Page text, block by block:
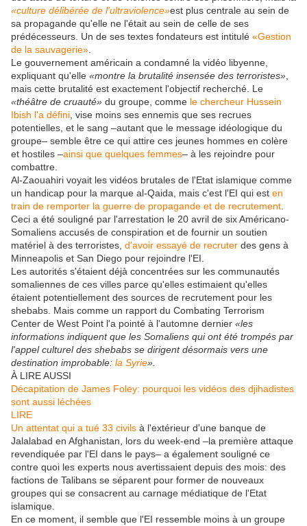
«culture délibérée de l'ultraviolence»est plus centrale au sein de
sa propagande qu'elle ne l'était au sein de celle de ses
prédécesseurs. Un de ses textes fondateurs est intitulé «Gestion
de la sauvagerie»
Le gouvernement américain a condamné la vidéo libyenne,
expliquant qu'elle «montre la brutalité insensée des terroristes»
mais cette brutalité est exactement l'objectif recherché. Le
«théâtre de cruauté» du groupe, comme le chercheur Hussein
Ibish l'a défini , vise moins ses ennemis que ses recrues
potentielles, et le sang –autant que le message idéologique du
groupe– semble être ce qui attire ces jeunes hommes en colère
et hostiles –ainsi que quelques femmes– à les rejoindre pour
combattre.
Al-Zaouahiri voyait les vidéos brutales de l'Etat islamique comme
un handicap pour la marque al-Qaida, mais c'est l'EI qui est en
train de remporter la guerre de propagande et de recrutement
Ceci a été souligné par l'arrestation le 20 avril de six Américano-
Somaliens accusés de conspiration et de fournir un soutien
matériel à des terroristes, d'avoir essayé de recruter des gens à
Minneapolis et San Diego pour rejoindre l'EI.
Les autorités s'étaient déjà concentrées sur les communautés
somaliennes de ces villes parce qu'elles estimaient qu'elles
étaient potentiellement des sources de recrutement pour les
shebabs. Mais comme un rapport du Combating Terrorism
Center de West Point l'a pointé à l'automne dernier «les
informations indiquent que les Somaliens qui ont été trompés par
l'appel culturel des shebabs se dirigent désormais vers une
destination improbable: la Syrie».
À LIRE AUSSI
Décapitation de James Foley: pourquoi les vidéos des djihadistes
sont aussi léchées
LIRE
Un attentat qui a tué 33 civils à l'extérieur d'une banque de
Jalalabad en Afghanistan, lors du week-end –la première attaque
revendiquée par l'EI dans le pays– a également souligné ce
contre quoi les experts nous avertissaient depuis des mois: des
factions de Talibans se séparent pour former de nouveaux
groupes qui se consacrent au carnage médiatique de l'Etat
islamique.
En ce moment, il semble que l'EI ressemble moins à un groupe